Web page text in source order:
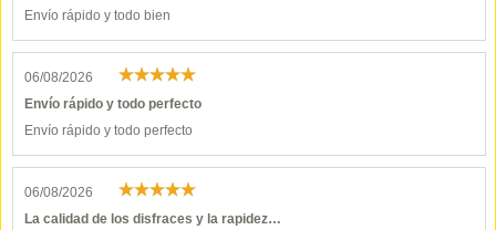
Envío rápido y todo bien
06/08/2026
Envío rápido y todo perfecto
Envío rápido y todo perfecto
06/08/2026
La calidad de los disfraces y la rapidez…